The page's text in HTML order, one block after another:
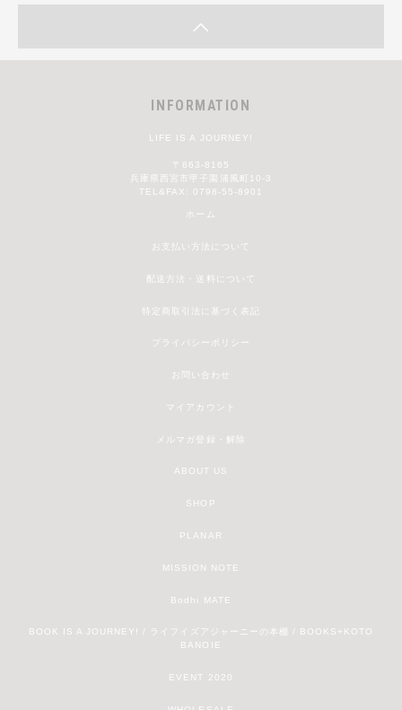
INFORMATION
LIFE IS A JOURNEY!
〒663-8165
兵庫県西宮市甲子園浦風町10-3
TEL&FAX: 0798-55-8901
ホーム
お支払い方法について
配送方法・送料について
特定商取引法に基づく表記
プライバシーポリシー
お問い合わせ
マイアカウント
メルマガ登録・解除
ABOUT US
SHOP
PLANAR
MISSION NOTE
Bodhi MATE
BOOK IS A JOURNEY! / ライフイズアジャーニーの本棚 / BOOKS+KOTO
BANOIE
EVENT 2020